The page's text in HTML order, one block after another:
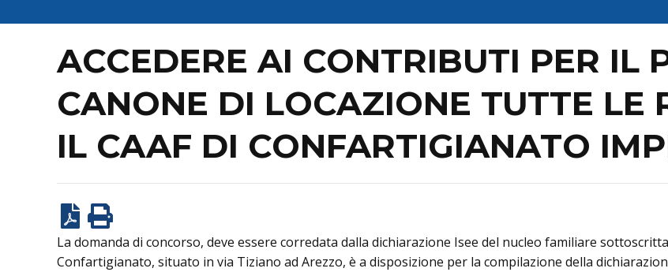
ACCEDERE AI CONTRIBUTI PER IL
CANONE DI LOCAZIONE TUTTE LE
IL CAAF DI CONFARTIGIANATO
La domanda di concorso, deve essere corredata dalla dichiarazione Isee del nucleo familiare
Confartigianato, situato in via Tiziano ad Arezzo, è a disposizione per la compilazione della